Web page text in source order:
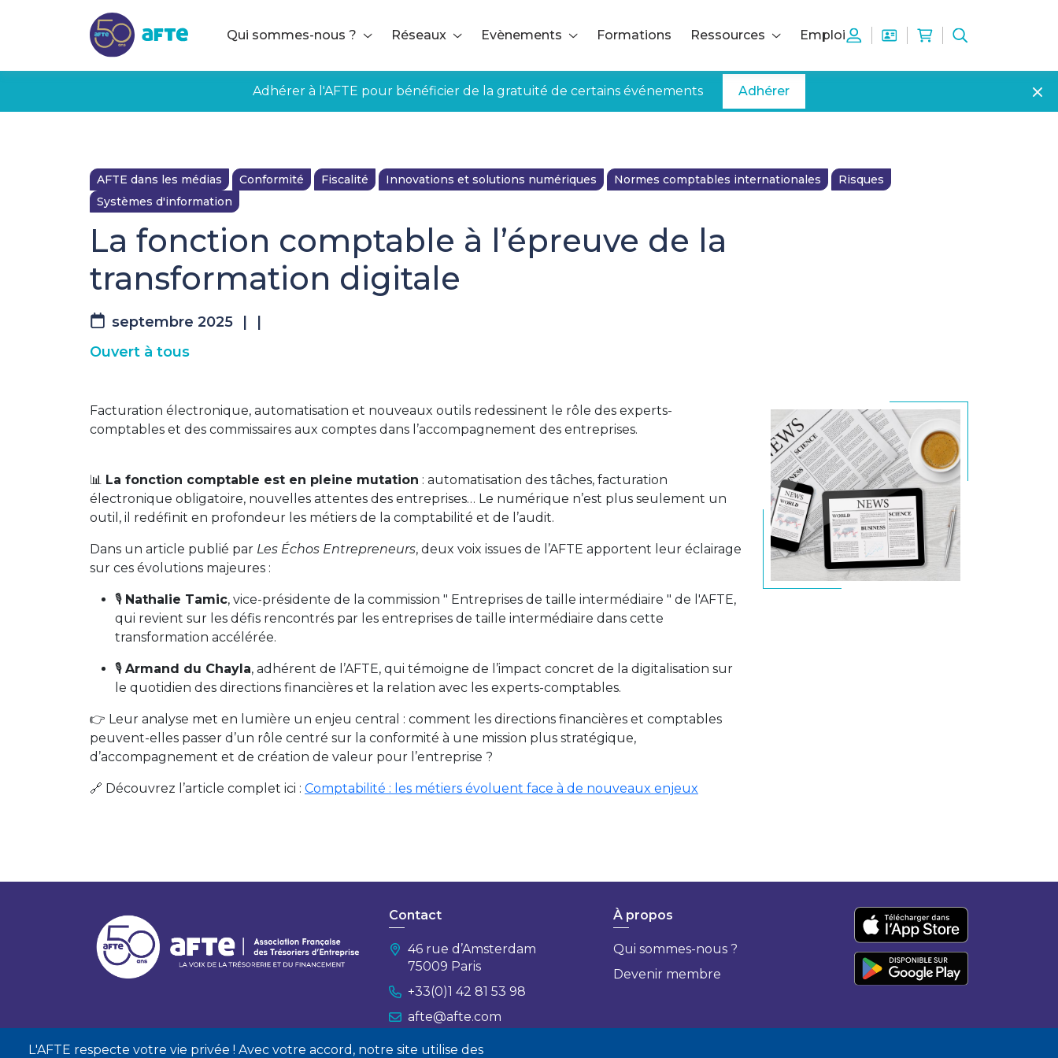
L'AFTE respecte votre vie privée ! Avec votre accord, notre site utilise des
Qui sommes-nous ? Réseaux Evènements Formations Ressources Emploi
Adhérer à l'AFTE pour bénéficier de la gratuité de certains événements Adhérer
AFTE dans les médias Conformité Fiscalité Innovations et solutions numériques Normes comptables internationales
Risques
Systèmes d'information
La fonction comptable à l’épreuve de la
transformation digitale
septembre 2025
Ouvert à tous
Facturation électronique, automatisation et nouveaux outils redessinent le rôle des experts-
comptables et des commissaires aux comptes dans l’accompagnement des entreprises.
📊 La fonction comptable est en pleine mutation : automatisation des tâches, facturation
électronique obligatoire, nouvelles attentes des entreprises… Le numérique n’est plus seulement un
outil, il redéfinit en profondeur les métiers de la comptabilité et de l’audit.
Dans un article publié par Les Échos Entrepreneurs, deux voix issues de l’AFTE apportent leur éclairage
sur ces évolutions majeures :
🎙️ Nathalie Tamic, vice-présidente de la commission " Entreprises de taille intermédiaire " de l'AFTE,
qui revient sur les défis rencontrés par les entreprises de taille intermédiaire dans cette
transformation accélérée.
🎙️ Armand du Chayla, adhérent de l’AFTE, qui témoigne de l’impact concret de la digitalisation sur
le quotidien des directions financières et la relation avec les experts-comptables.
👉 Leur analyse met en lumière un enjeu central : comment les directions financières et comptables
peuvent-elles passer d’un rôle centré sur la conformité à une mission plus stratégique,
d’accompagnement et de création de valeur pour l’entreprise ?
🔗 Découvrez l’article complet ici : Comptabilité : les métiers évoluent face à de nouveaux enjeux
Contact
46 rue d’Amsterdam
75009 Paris
+33(0)1 42 81 53 98
afte@afte.com
Nous contacter
À propos
Qui sommes-nous ?
Devenir membre